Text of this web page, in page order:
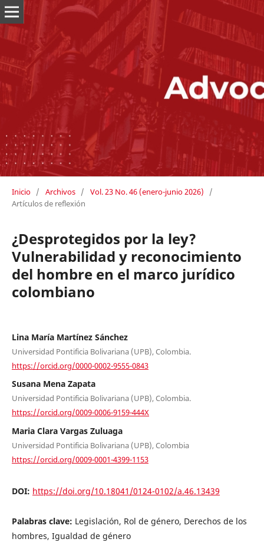
Inicio / Archivos / Vol. 23 No. 46 (enero-junio 2026)
/
Artículos de reflexión
¿Desprotegidos por la ley?
Vulnerabilidad y reconocimiento
del hombre en el marco jurídico
colombiano
Lina María Martínez Sánchez
Universidad Pontificia Bolivariana (UPB), Colombia.
https://orcid.org/0000-0002-9555-0843
Susana Mena Zapata
Universidad Pontificia Bolivariana (UPB), Colombia.
https://orcid.org/0009-0006-9159-444X
Maria Clara Vargas Zuluaga
Universidad Pontificia Bolivariana (UPB), Colombia
https://orcid.org/0009-0001-4399-1153
DOI: https://doi.org/10.18041/0124-0102/a.46.13439
Palabras clave: Legislación, Rol de género, Derechos de los
hombres, Igualdad de género